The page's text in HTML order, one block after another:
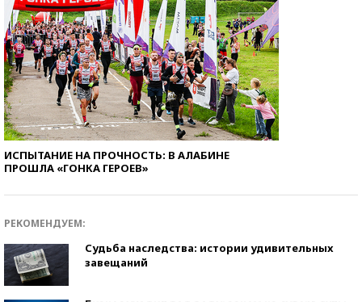
ИСПЫТАНИЕ НА ПРОЧНОСТЬ: В АЛАБИНЕ
ПРОШЛА «ГОНКА ГЕРОЕВ»
РЕКОМЕНДУЕМ:
Судьба наследства: истории удивительных
завещаний